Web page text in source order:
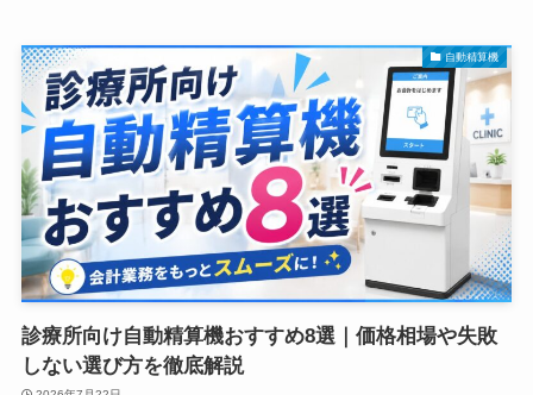
自動精算機
診療所向け自動精算機おすすめ8選｜価格相場や失敗
しない選び方を徹底解説